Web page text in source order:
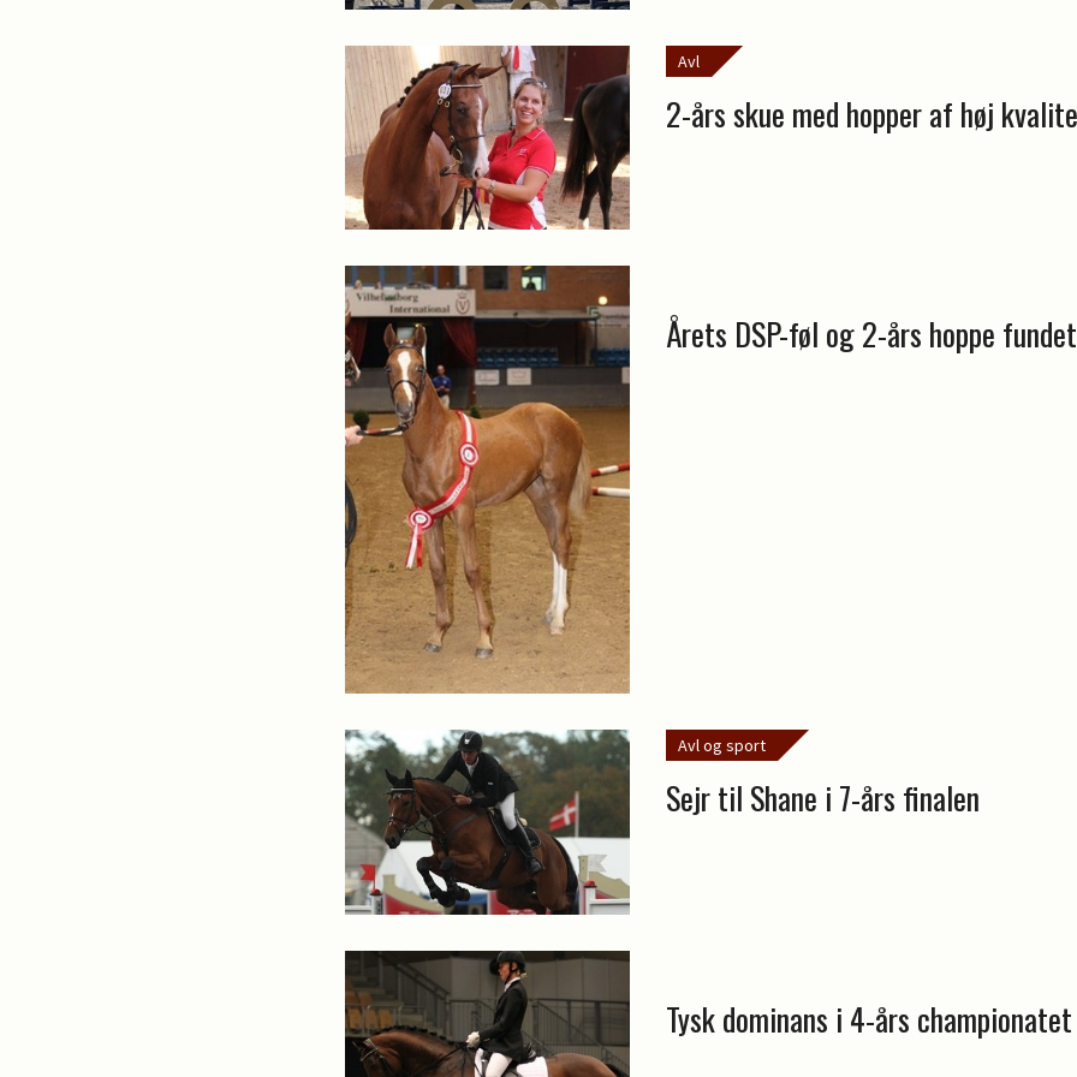
Avl
2-års skue med hopper af høj
Årets DSP-føl og 2-års hoppe fundet
Avl og sport
Sejr til Shane i 7-års finalen
Tysk dominans i 4-års championatet